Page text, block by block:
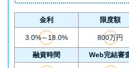
金利 限度額
3.0%～18.0% 800万円
融資時間 Web完結審